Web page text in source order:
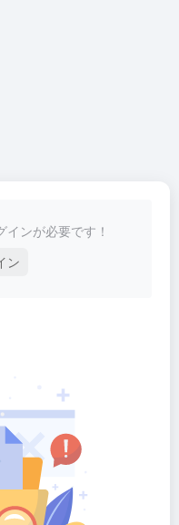
ンが必要です！
ン